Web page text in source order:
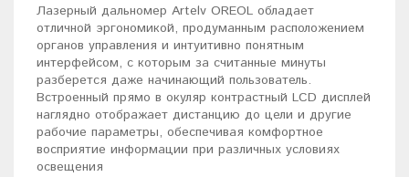
Лазерный дальномер Artelv OREOL обладает
отличной эргономикой, продуманным расположением
органов управления и интуитивно понятным
интерфейсом, с которым за считанные минуты
разберется даже начинающий пользователь.
Встроенный прямо в окуляр контрастный LCD дисплей
наглядно отображает дистанцию до цели и другие
рабочие параметры, обеспечивая комфортное
восприятие информации при различных условиях
освещения